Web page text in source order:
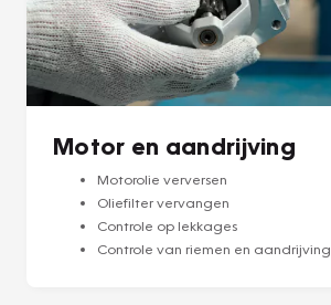
Motor en aandrijving
Motorolie verversen
Oliefilter vervangen
Controle op lekkages
Controle van riemen en aandrijving